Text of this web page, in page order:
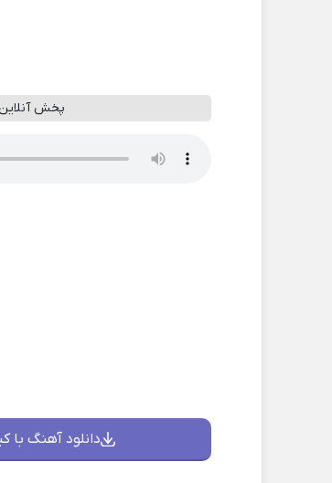
پخش
دانلود آهنگ با